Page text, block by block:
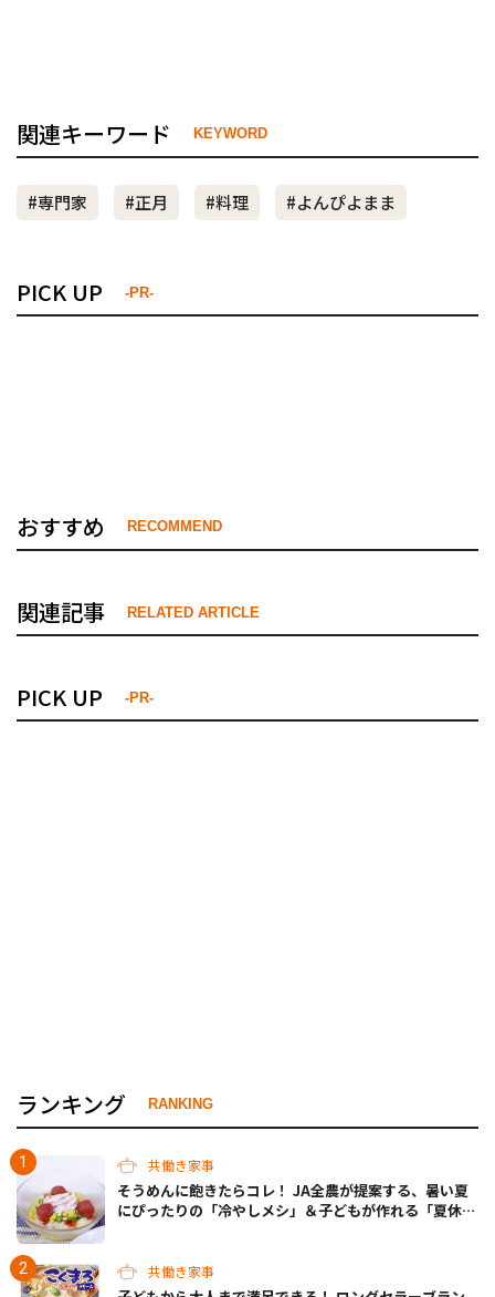
関連キーワード KEYWORD
#専門家 #正月 #料理 #よんぴよまま
PICK UP -PR-
おすすめ RECOMMEND
関連記事 RELATED ARTICLE
PICK UP -PR-
ランキング RANKING
共働き家事
そうめんに飽きたらコレ！ JA全農が提案する、暑い夏
にぴったりの「冷やしメシ」＆子どもが作れる「夏休み
共働き家事